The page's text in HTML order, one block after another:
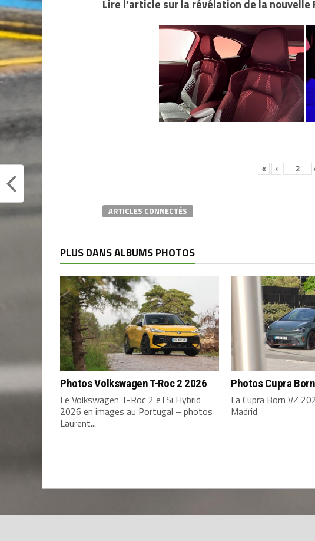
Lire l’article sur la révélation de la nouvelle
« ‹
ARTICLES CONNECTÉS
PLUS DANS ALBUMS PHOTOS
Photos Volkswagen T-Roc 2 2026
Le Volkswagen T-Roc 2 eTSi Hybrid
2026 en images au Portugal – photos
Laurent...
Photos Cupra
La Cupra Born VZ
Madrid